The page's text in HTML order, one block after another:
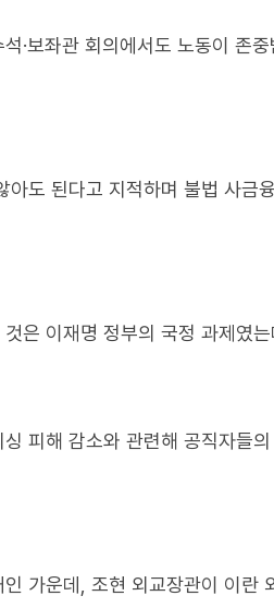
·보좌관 회의에서도 노동이 존
아도 된다고 지적하며 불법 사금
은 이재명 정부의 국정 과제였
피해 감소와 관련해 공직자들
가운데, 조현 외교장관이 이란